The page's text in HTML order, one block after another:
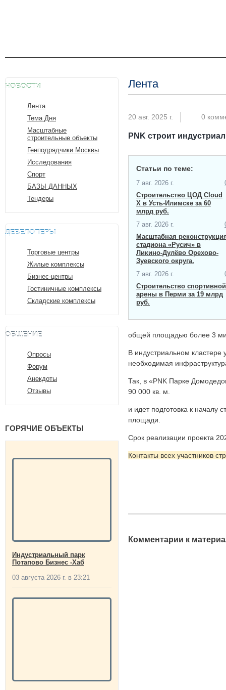
НОВОСТИ
Лента
Тема Дня
Масштабные
строительные объекты
Генподрядчики Москвы
Исследования
Спорт
БАЗЫ ДАННЫХ
Тендеры
ДЕВЕЛОПЕРЫ
Торговые центры
Жилые комплексы
Бизнес-центры
Гостиничные комплексы
Складские комплексы
ОБЩЕНИЕ
Опросы
Форум
Анекдоты
Отзывы
ГОРЯЧИЕ ОБЪЕКТЫ
Индустриальный парк
Потапово Бизнес -Хаб
03 августа 2026 г. в 23:21
Лента
20 авг. 2025 г. 0
PNK строит
Статьи по теме:
7 авг. 2026 г.
Строительство ЦОД Cloud
X в Усть-Илимске за 60
млрд руб.
7 авг. 2026 г.
Масштабная
стадиона «Русич» в
Ликино-Дулёво Орехово-
Зуевского округа.
7 авг. 2026 г.
Строительство спортивной
арены в Перми за 19 млрд
руб.
общей площадью более 3
В индустриальном кластере
необходимая
Так, в «PNK Парке
90 000 кв. м.
и идет подготовка к началу
площади.
Срок реализации проекта
Контакты всех участников
Комментарии к